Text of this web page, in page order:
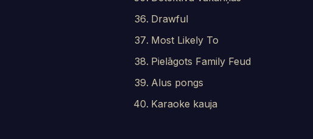
Drawful
Most Likely To
Pielāgots Family Feud
Alus pongs
Karaoke kauja